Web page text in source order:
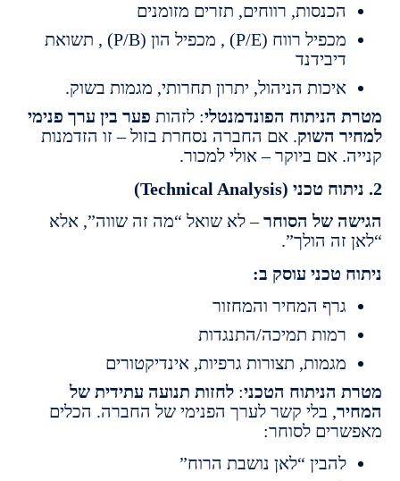
הכנסות, רווחים, תזרים מזומנים
מכפיל רווח (P/E) , מכפיל הון (P/B) , תשואת
איכות הניהול, יתרון תחרותי, מגמות בשוק.
הפונדמנטלי: לזהותפער בין ערך פנימי
השוק. אם החברה נסחרת בזול – זו הזדמנות
אם ביוקר – אולי למכור.
של הסוחר– לא שואל “מה זה שווה”, אלא
הולך”.
טכני עוסק ב:
גרף המחיר והמחזור
רמות תמיכה/התנגדות
מגמות, תצורות גרפיות, אינדיקטורים
הטכני: לחזות תנועה עתידית של
, בלי קשר לערך הפנימי של החברה. הכלים
לסוחר:
להבין “לאן נושבת הרוח”